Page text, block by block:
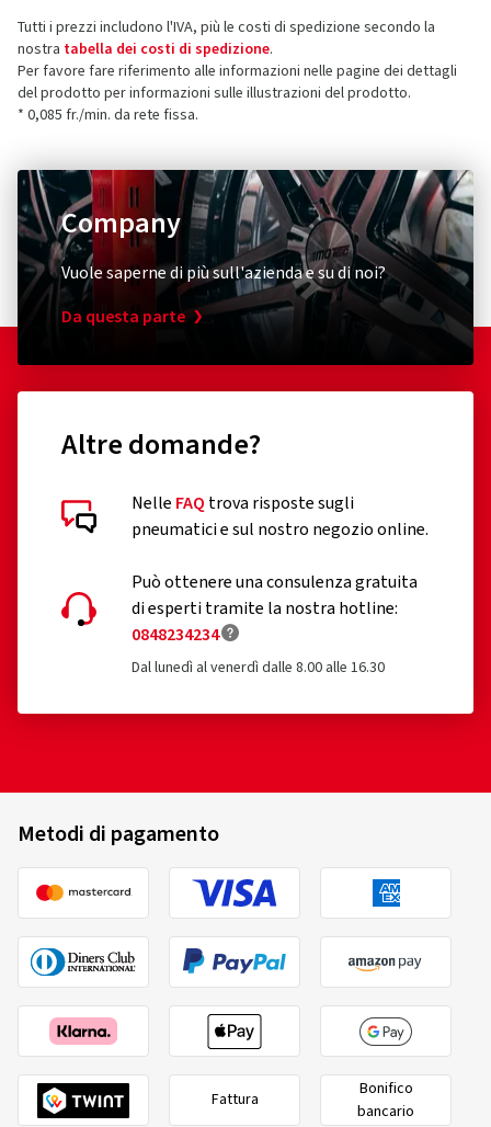
Tutti i prezzi includono l'IVA, più le costi di spedizione secondo la
nostra tabella dei costi di spedizione.
Per favore fare riferimento alle informazioni nelle pagine dei dettagli
del prodotto per informazioni sulle illustrazioni del prodotto.
* 0,085 fr./min. da rete fissa.
Company
Vuole saperne di più sull'azienda e su di noi?
Da questa parte
Altre domande?
Nelle FAQ trova risposte sugli
pneumatici e sul nostro negozio online.
Può ottenere una consulenza gratuita
di esperti tramite la nostra hotline:
0848234234
Dal lunedì al venerdì dalle 8.00 alle 16.30
Metodi di pagamento
Fattura
Bonifico
bancario